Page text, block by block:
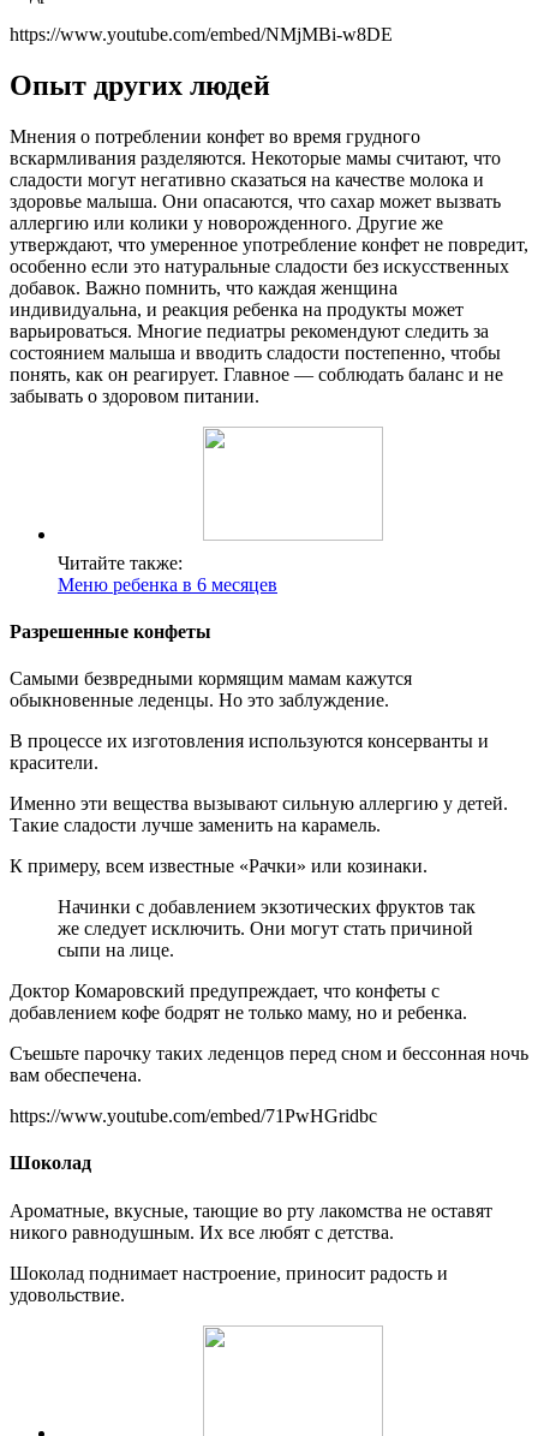
https://www.youtube.com/embed/NMjMBi-w8DE
Опыт других людей
Мнения о потреблении конфет во время грудного
вскармливания разделяются. Некоторые мамы считают, что
сладости могут негативно сказаться на качестве молока и
здоровье малыша. Они опасаются, что сахар может вызвать
аллергию или колики у новорожденного. Другие же
утверждают, что умеренное употребление конфет не повредит,
особенно если это натуральные сладости без искусственных
добавок. Важно помнить, что каждая женщина
индивидуальна, и реакция ребенка на продукты может
варьироваться. Многие педиатры рекомендуют следить за
состоянием малыша и вводить сладости постепенно, чтобы
понять, как он реагирует. Главное — соблюдать баланс и не
забывать о здоровом питании.
Читайте также:
Меню ребенка в 6 месяцев
Разрешенные конфеты
Самыми безвредными кормящим мамам кажутся
обыкновенные леденцы. Но это заблуждение.
В процессе их изготовления используются консерванты и
красители.
Именно эти вещества вызывают сильную аллергию у детей.
Такие сладости лучше заменить на карамель.
К примеру, всем известные «Рачки» или козинаки.
Начинки с добавлением экзотических фруктов так
же следует исключить. Они могут стать причиной
сыпи на лице.
Доктор Комаровский предупреждает, что конфеты с
добавлением кофе бодрят не только маму, но и ребенка.
Съешьте парочку таких леденцов перед сном и бессонная ночь
вам обеспечена.
https://www.youtube.com/embed/71PwHGridbc
Шоколад
Ароматные, вкусные, тающие во рту лакомства не оставят
никого равнодушным. Их все любят с детства.
Шоколад поднимает настроение, приносит радость и
удовольствие.